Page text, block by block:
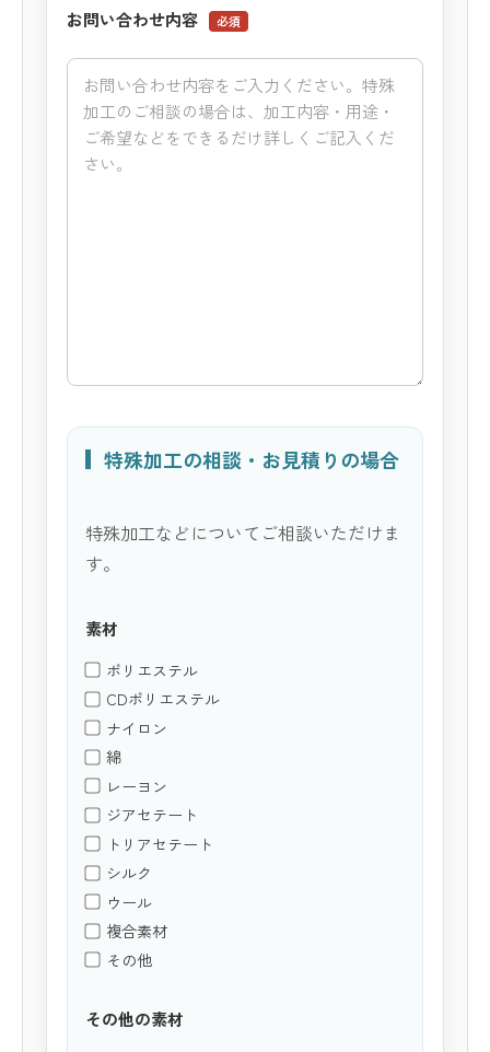
お問い合わせ内容 必須
特殊加工の相談・お見積りの場合
特殊加工などについてご相談いただけま
す。
素材
ポリエステル
CDポリエステル
ナイロン
綿
レーヨン
ジアセテート
トリアセテート
シルク
ウール
複合素材
その他
その他の素材